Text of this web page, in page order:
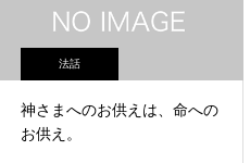
法話
神さまへのお供えは、命への
お供え。